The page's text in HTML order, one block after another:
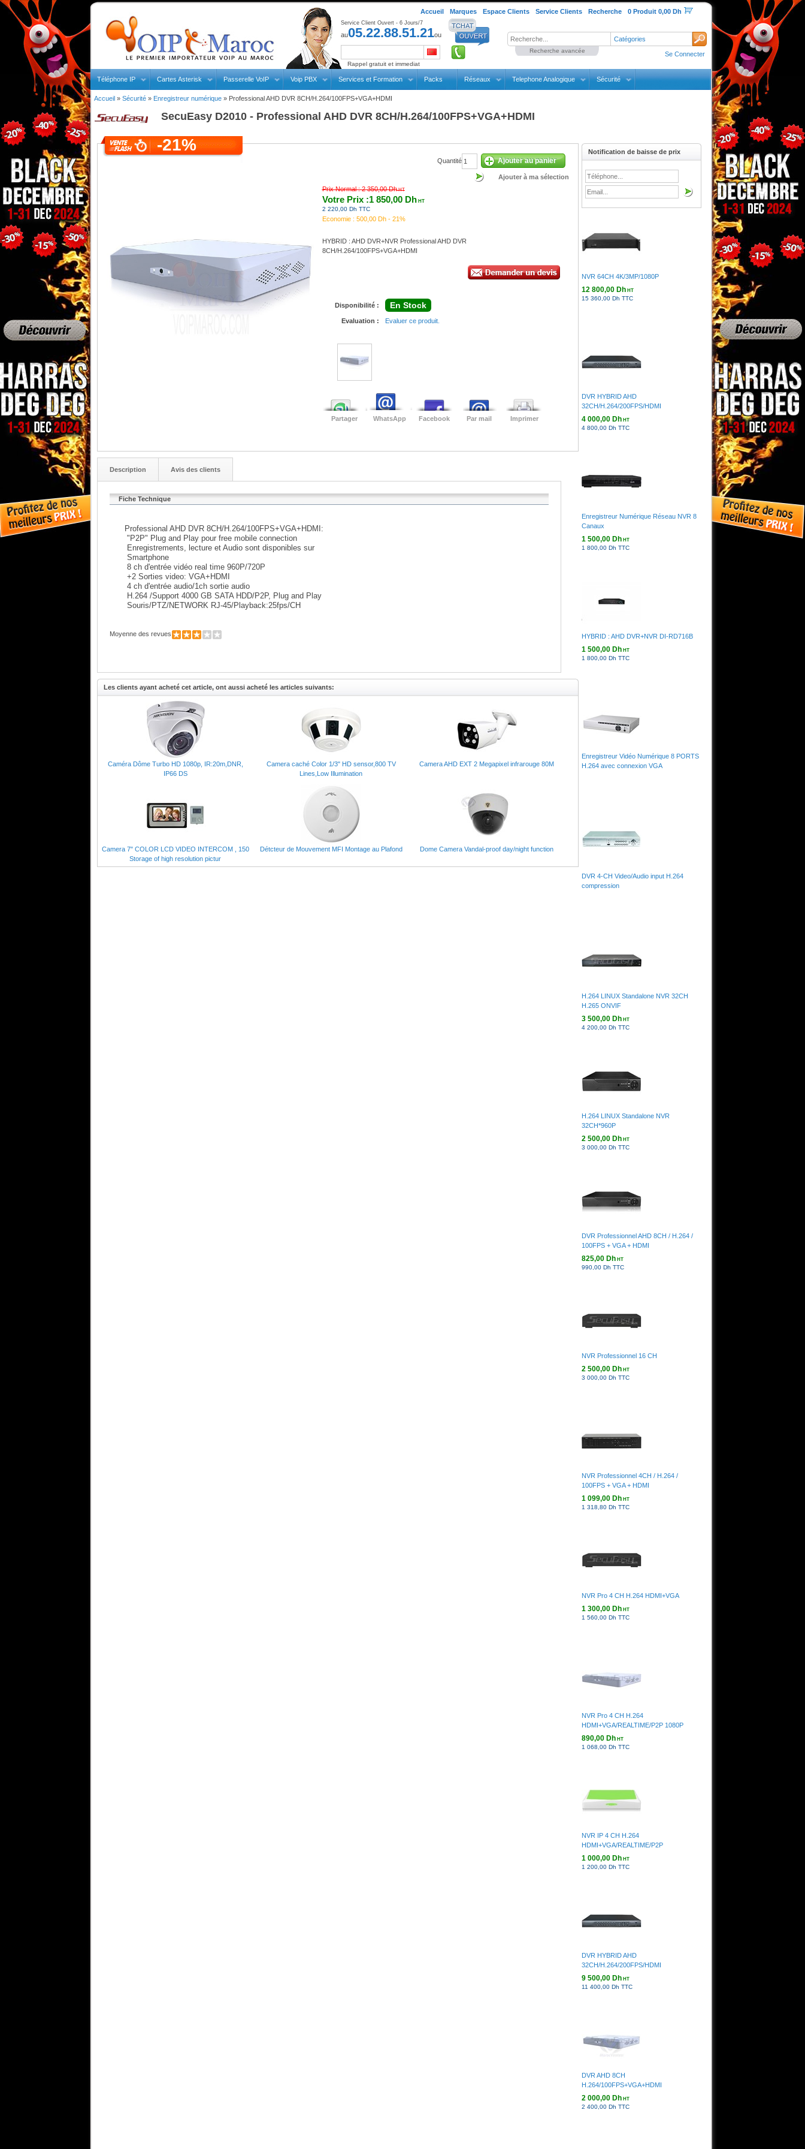
Accueil Marques Espace Clients Service Clients Recherche 0 Produit 0,00 Dh
Catégories
Recherche avancée
Service Client Ouvert - 6 Jours/7
au05.22.88.51.21ou
Rappel gratuit et immediat
Se Connecter
Téléphone IP Cartes Asterisk Passerelle VoIP Voip PBX Services et Formation Packs Réseaux Telephone Analogique Sécurité
Accueil» Sécurité» Enregistreur numérique» Professional AHD DVR 8CH/H.264/100FPS+VGA+HDMI
SecuEasy D2010 - Professional AHD DVR 8CH/H.264/100FPS+VGA+HDMI
-21%
Quantité Ajouter au panier
Ajouter à ma sélection
Prix Normal :2 350,00 DhHT
Votre Prix :1 850,00 Dh HT
2 220,00 Dh TTC
Economie : 500,00 Dh - 21%
HYBRID : AHD DVR+NVR Professional AHD DVR
8CH/H.264/100FPS+VGA+HDMI
Disponibilité : En Stock
Evaluation : Evaluer ce produit.
Partager WhatsApp Facebook Par mail Imprimer
Description Avis des clients
Fiche Technique
Professional AHD DVR 8CH/H.264/100FPS+VGA+HDMI:
"P2P" Plug and Play pour free mobile connection
Enregistrements, lecture et Audio sont disponibles sur
Smartphone
8 ch d'entrée vidéo real time 960P/720P
+2 Sorties video: VGA+HDMI
4 ch d'entrée audio/1ch sortie audio
H.264 /Support 4000 GB SATA HDD/P2P, Plug and Play
Souris/PTZ/NETWORK RJ-45/Playback:25fps/CH
Moyenne des revues
Les clients ayant acheté cet article, ont aussi acheté les articles suivants:
Caméra Dôme Turbo HD 1080p, IR:20m,DNR,
IP66 DS
Camera caché Color 1/3" HD sensor,800 TV
Lines,Low Illumination
Camera AHD EXT 2 Megapixel infrarouge 80M
Camera 7" COLOR LCD VIDEO INTERCOM , 150
Storage of high resolution pictur
Détcteur de Mouvement MFI Montage au Plafond Dome Camera Vandal-proof day/night function
Notification de baisse de prix
NVR 64CH 4K/3MP/1080P
12 800,00 DhHT
15 360,00 Dh TTC
DVR HYBRID AHD
32CH/H.264/200FPS/HDMI
4 000,00 DhHT
4 800,00 Dh TTC
Enregistreur Numérique Réseau NVR 8
Canaux
1 500,00 DhHT
1 800,00 Dh TTC
HYBRID : AHD DVR+NVR DI-RD716B
1 500,00 DhHT
1 800,00 Dh TTC
Enregistreur Vidéo Numérique 8 PORTS
H.264 avec connexion VGA
DVR 4-CH Video/Audio input H.264
compression
H.264 LINUX Standalone NVR 32CH
H.265 ONVIF
3 500,00 DhHT
4 200,00 Dh TTC
H.264 LINUX Standalone NVR
32CH*960P
2 500,00 DhHT
3 000,00 Dh TTC
DVR Professionnel AHD 8CH / H.264 /
100FPS + VGA + HDMI
825,00 DhHT
990,00 Dh TTC
NVR Professionnel 16 CH
2 500,00 DhHT
3 000,00 Dh TTC
NVR Professionnel 4CH / H.264 /
100FPS + VGA + HDMI
1 099,00 DhHT
1 318,80 Dh TTC
NVR Pro 4 CH H.264 HDMI+VGA
1 300,00 DhHT
1 560,00 Dh TTC
NVR Pro 4 CH H.264
HDMI+VGA/REALTIME/P2P 1080P
890,00 DhHT
1 068,00 Dh TTC
NVR IP 4 CH H.264
HDMI+VGA/REALTIME/P2P
1 000,00 DhHT
1 200,00 Dh TTC
DVR HYBRID AHD
32CH/H.264/200FPS/HDMI
9 500,00 DhHT
11 400,00 Dh TTC
DVR AHD 8CH
H.264/100FPS+VGA+HDMI
2 000,00 DhHT
2 400,00 Dh TTC